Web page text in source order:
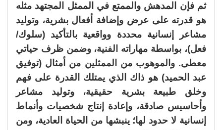
ثم فإن المدهش والممتع في الممثل المجتهد مثله
هو قدرته على عرض وإضافة أفعال بشرية، وتوليد
مشاعر إنسانية محددة وواقعية بالتأكيد (سلوك/
فعل)، بواسطة مهاراته الفنية، وضمن ظرف حياتي
معطى. والموهوب من الممثلين من أمثال (توفيق
عبد الحميد) هو ذاك الذي يمتلك القدرة على فهم
وخلق طبيعة بشرية حقيقية، وتوليد مشاعر
وأحاسيس صادقة، وإعادة إنتاج شخصيات وأنماط
إنسانية لا حدود لها؛ ينبشها من الحياة العادية، ومن